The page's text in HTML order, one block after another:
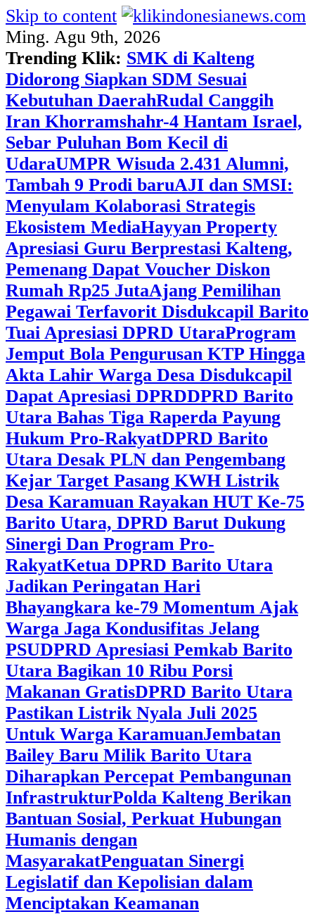
Skip to content
Ming. Agu 9th, 2026
Trending Klik: SMK di Kalteng
Didorong Siapkan SDM Sesuai
Kebutuhan DaerahRudal Canggih
Iran Khorramshahr-4 Hantam Israel,
Sebar Puluhan Bom Kecil di
UdaraUMPR Wisuda 2.431 Alumni,
Tambah 9 Prodi baruAJI dan SMSI:
Menyulam Kolaborasi Strategis
Ekosistem MediaHayyan Property
Apresiasi Guru Berprestasi Kalteng,
Pemenang Dapat Voucher Diskon
Rumah Rp25 JutaAjang Pemilihan
Pegawai Terfavorit Disdukcapil Barito
Tuai Apresiasi DPRD UtaraProgram
Jemput Bola Pengurusan KTP Hingga
Akta Lahir Warga Desa Disdukcapil
Dapat Apresiasi DPRDDPRD Barito
Utara Bahas Tiga Raperda Payung
Hukum Pro-RakyatDPRD Barito
Utara Desak PLN dan Pengembang
Kejar Target Pasang KWH Listrik
Desa Karamuan Rayakan HUT Ke-75
Barito Utara, DPRD Barut Dukung
Sinergi Dan Program Pro-
RakyatKetua DPRD Barito Utara
Jadikan Peringatan Hari
Bhayangkara ke-79 Momentum Ajak
Warga Jaga Kondusifitas Jelang
PSUDPRD Apresiasi Pemkab Barito
Utara Bagikan 10 Ribu Porsi
Makanan GratisDPRD Barito Utara
Pastikan Listrik Nyala Juli 2025
Untuk Warga KaramuanJembatan
Bailey Baru Milik Barito Utara
Diharapkan Percepat Pembangunan
InfrastrukturPolda Kalteng Berikan
Bantuan Sosial, Perkuat Hubungan
Humanis dengan
MasyarakatPenguatan Sinergi
Legislatif dan Kepolisian dalam
Menciptakan Keamanan